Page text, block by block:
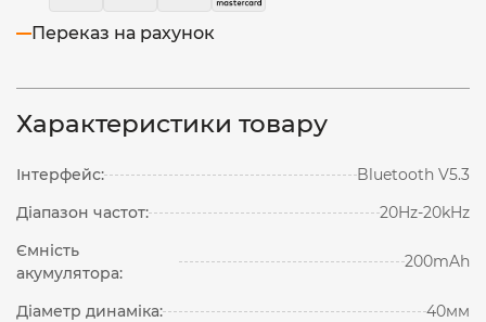
Переказ на рахунок
Характеристики товару
Інтерфейс:
Bluetooth V5.3
Діапазон частот:
20Hz-20kHz
Ємність
акумулятора:
200mAh
Діаметр динаміка:
40мм